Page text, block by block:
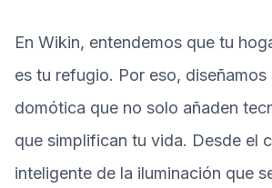
En Wikin, entendemos que tu
es tu refugio. Por eso, diseñamos
domótica que no solo añaden
que simplifican tu vida. Desde el
inteligente de la iluminación que